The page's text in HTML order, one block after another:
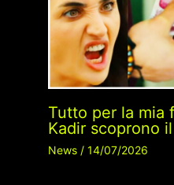
Tutto per la mia
Kadir scoprono
News/ 14/07/2026